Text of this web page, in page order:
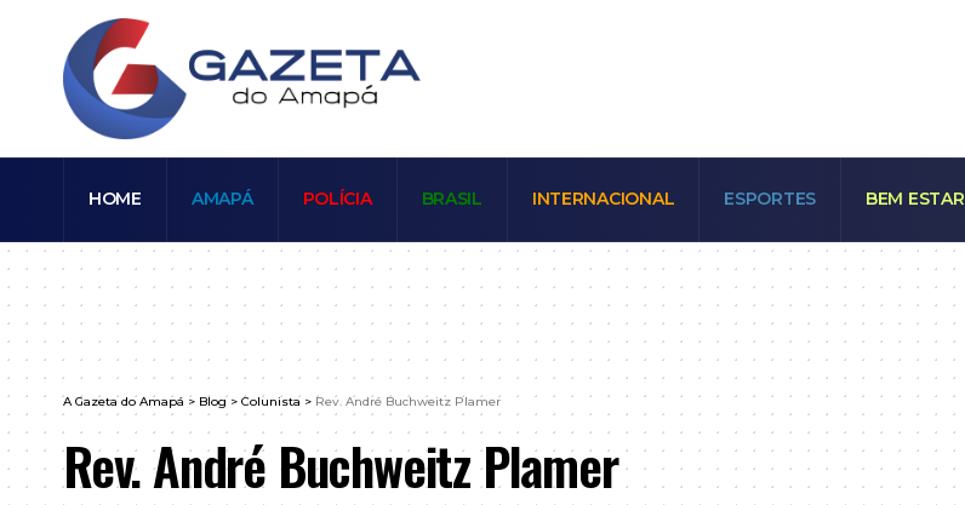
HOME AMAPÁ POLÍCIA BRASIL INTERNACIONAL ESPORTES BEM ESTAR
A Gazeta do Amapá > Blog> Colunista > Rev. André Buchweitz Plamer
Rev. André Buchweitz Plamer